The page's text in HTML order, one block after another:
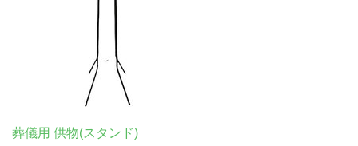
葬儀用 供物(スタンド)